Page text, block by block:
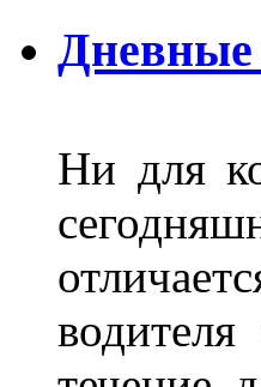
Дневные
Ни для